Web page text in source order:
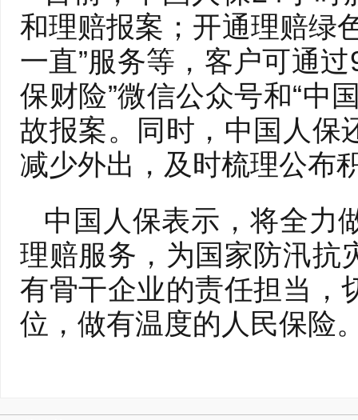
和理赔报案；开通理赔绿
一直”服务等，客户可通
保财险”微信公众号和“中
故报案。同时，中国人保
减少外出，及时梳理公布
中国人保表示，将全力
理赔服务，为国家防汛抗
有骨干企业的责任担当，
位，做有温度的人民保险